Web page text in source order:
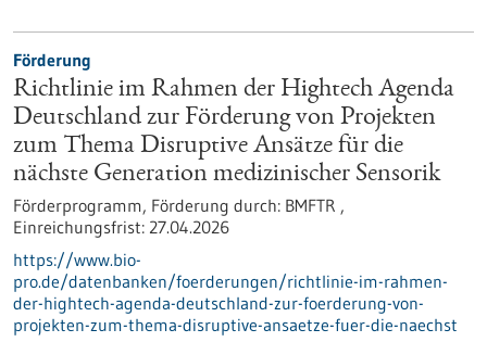
Förderung
Richtlinie im Rahmen der Hightech Agenda
Deutschland zur Förderung von Projekten
zum Thema Disruptive Ansätze für die
nächste Generation medizinischer Sensorik
Förderprogramm, Förderung durch: BMFTR ,
Einreichungsfrist: 27.04.2026
https://www.bio-
pro.de/datenbanken/foerderungen/richtlinie-im-rahmen-
der-hightech-agenda-deutschland-zur-foerderung-von-
projekten-zum-thema-disruptive-ansaetze-fuer-die-naechst